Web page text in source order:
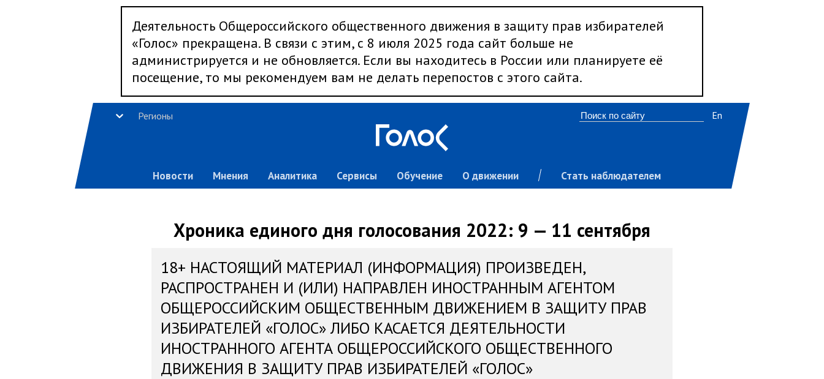
Деятельность Общероссийского общественного движения в защиту прав избирателей
«Голос» прекращена. В связи с этим, с 8 июля 2025 года сайт больше не
администрируется и не обновляется. Если вы находитесь в России или планируете её
посещение, то мы рекомендуем вам не делать перепостов с этого сайта.
Регионы
Новости Мнения Аналитика Сервисы Обучение О движении Стать наблюдателем
En
Хроника единого дня голосования 2022: 9 — 11 сентября
18+ НАСТОЯЩИЙ МАТЕРИАЛ (ИНФОРМАЦИЯ) ПРОИЗВЕДЕН,
РАСПРОСТРАНЕН И (ИЛИ) НАПРАВЛЕН ИНОСТРАННЫМ АГЕНТОМ
ОБЩЕРОССИЙСКИМ ОБЩЕСТВЕННЫМ ДВИЖЕНИЕМ В ЗАЩИТУ ПРАВ
ИЗБИРАТЕЛЕЙ «ГОЛОС» ЛИБО КАСАЕТСЯ ДЕЯТЕЛЬНОСТИ
ИНОСТРАННОГО АГЕНТА ОБЩЕРОССИЙСКОГО ОБЩЕСТВЕННОГО
ДВИЖЕНИЯ В ЗАЩИТУ ПРАВ ИЗБИРАТЕЛЕЙ «ГОЛОС»